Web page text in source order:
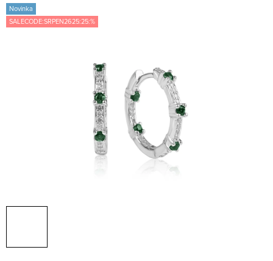
Novinka
SALECODE:SRPEN2625:25:%